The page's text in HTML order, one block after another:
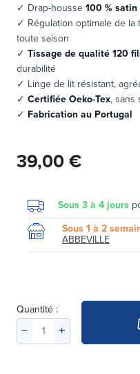
✓ Drap-housse100 %
✓ Régulation optimale de
toute saison
✓ Tissage de qualité 120
durabilité
✓ Linge de lit résistant,
✓ Certifiée Oeko-Tex, sans
✓ Fabrication au Portugal
39,00 €
Sous 3 à 4 jours
Sous 1 à 2
ABBEVILLE
Quantité :